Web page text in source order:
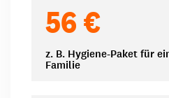
56 €
z. B. Hygiene-Paket für
Familie